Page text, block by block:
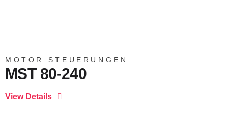
MOTOR STEUERUNGEN
MST 80-240